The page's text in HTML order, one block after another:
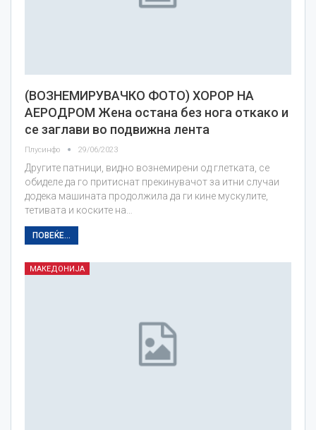
(ВОЗНЕМИРУВАЧКО ФОТО) ХОРОР НА
АЕРОДРОМ Жена остана без нога откако и
се заглави во подвижна лента
Плусинфо 29/06/2023
Другите патници, видно вознемирени од глетката, се
обиделе да го притиснат прекинувачот за итни случаи
додека машината продолжила да ги кине мускулите,
тетивата и коските на…
ПОВЕЌЕ...
МАКЕДОНИЈА